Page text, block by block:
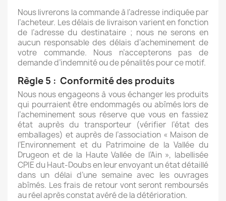
Nous livrerons la commande à l’adresse indiquée par
l’acheteur. Les délais de livraison varient en fonction
de l’adresse du destinataire ; nous ne serons en
aucun responsable des délais d’acheminement de
votre commande. Nous n’accepterons pas de
demande d’indemnité ou de pénalités pour ce motif.
Règle 5 : Conformité des produits
Nous nous engageons à vous échanger les produits
qui pourraient être endommagés ou abîmés lors de
l’acheminement sous réserve que vous en fassiez
état auprès du transporteur (vérifier l’état des
emballages) et auprès de l’association « Maison de
l’Environnement et du Patrimoine de la Vallée du
Drugeon et de la Haute Vallée de l’Ain », labellisée
CPIE du Haut-Doubs en leur envoyant un état détaillé
dans un délai d’une semaine avec les ouvrages
abîmés. Les frais de retour vont seront remboursés
au réel après constat avéré de la détérioration.